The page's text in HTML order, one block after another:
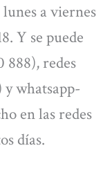
a viernes
Y se puede
888), redes
y whatsapp-
en las redes
días.